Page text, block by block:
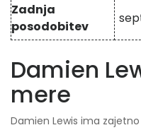
Zadnja
posodobitev
Damien
mere
Damien Lewis ima